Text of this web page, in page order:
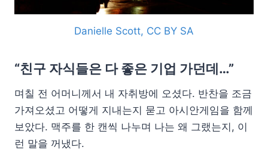
Danielle Scott, CC BY SA
“친구 자식들은 다 좋은 기업 가던데…”
며칠 전 어머니께서 내 자취방에 오셨다. 반찬을 조금
가져오셨고 어떻게 지내는지 묻고 아시안게임을 함께
보았다. 맥주를 한 캔씩 나누며 나는 왜 그랬는지, 이
런 말을 꺼냈다.